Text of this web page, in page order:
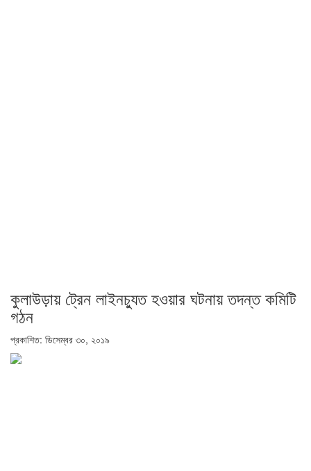
কুলাউড়ায় ট্রেন লাইনচ্যুত হওয়ার ঘটনায় তদন্ত কমিটি
গঠন
প্রকাশিত: ডিসেম্বর ৩০, ২০১৯